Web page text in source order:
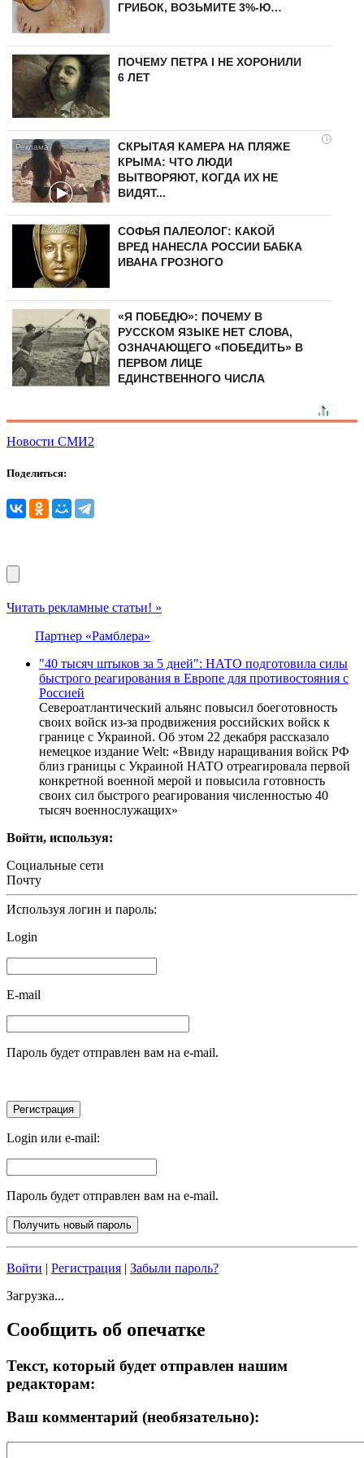
ГРИБОК, ВОЗЬМИТЕ 3%-Ю…
ПОЧЕМУ ПЕТРА I НЕ ХОРОНИЛИ
6 ЛЕТ
i
СКРЫТАЯ КАМЕРА НА ПЛЯЖЕ
КРЫМА: ЧТО ЛЮДИ
ВЫТВОРЯЮТ, КОГДА ИХ НЕ
ВИДЯТ...
СОФЬЯ ПАЛЕОЛОГ: КАКОЙ
ВРЕД НАНЕСЛА РОССИИ БАБКА
ИВАНА ГРОЗНОГО
«Я ПОБЕДЮ»: ПОЧЕМУ В
РУССКОМ ЯЗЫКЕ НЕТ СЛОВА,
ОЗНАЧАЮЩЕГО «ПОБЕДИТЬ» В
ПЕРВОМ ЛИЦЕ
ЕДИНСТВЕННОГО ЧИСЛА
Новости СМИ2
Поделиться:
Читать рекламные статьи! »
Партнер «Рамблера»
"40 тысяч штыков за 5 дней": НАТО подготовила силы
быстрого реагирования в Европе для противостояния с
Россией
Североатлантический альянс повысил боеготовность
своих войск из-за продвижения российских войск к
границе с Украиной. Об этом 22 декабря рассказало
немецкое издание Welt: «Ввиду наращивания войск РФ
близ границы с Украиной НАТО отреагировала первой
конкретной военной мерой и повысила готовность
своих сил быстрого реагирования численностью 40
тысяч военнослужащих»‎
Войти, используя:
Социальные сети
Почту
Используя логин и пароль:
Login
E-mail
Пароль будет отправлен вам на e-mail.
Login или e-mail:
Пароль будет отправлен вам на e-mail.
Войти | Регистрация | Забыли пароль?
Загрузка...
Сообщить об опечатке
Текст, который будет отправлен нашим
редакторам:
Ваш комментарий (необязательно):